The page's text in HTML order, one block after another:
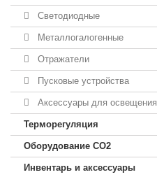
Светодиодные
Металлогалогенные
Отражатели
Пусковые устройства
Аксессуары для освещения
Терморегуляция
Оборудование CO2
Инвентарь и аксессуары